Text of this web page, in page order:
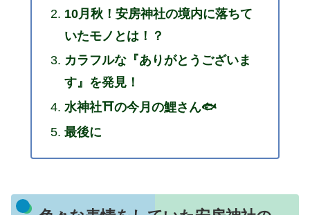
10月秋！安房神社の境内に落ちて
いたモノとは！？
カラフルな『ありがとうございま
す』を発見！
水神社⛩の今月の鯉さん🐟
最後に